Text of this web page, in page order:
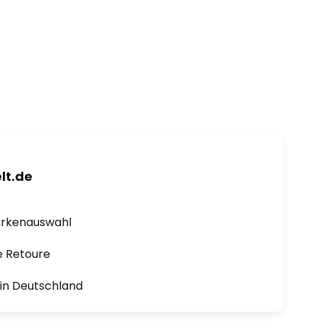
Retoure
Deutschland